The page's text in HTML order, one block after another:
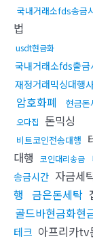
국내거래소fds송금
법
usdt현금화
국내거래소fds출금
재정거래믹싱대행
암호화폐 현금돈
오다집 돈믹싱
비트코인전송대행
대행
코인대리송금
송금시간 자금세
행 금은돈세탁
골드바현금화현
테크 아프리카tv